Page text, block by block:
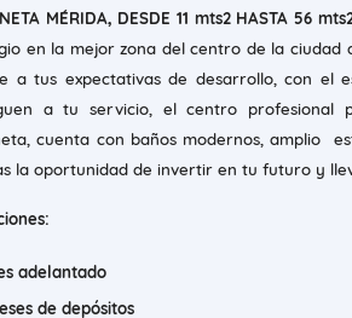
MÉRIDA, DESDE 11 mts2 HASTA 56
en la mejor zona del centro de la ciudad
a tus expectativas de desarrollo, con el
a tu servicio, el centro profesional
cuenta con baños modernos, amplio
la oportunidad de invertir en tu futuro y
adelantado
de depósitos